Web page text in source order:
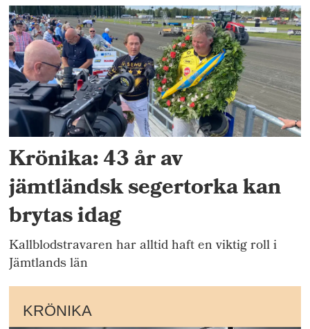
Krönika: 43 år av
jämtländsk segertorka kan
brytas idag
Kallblodstravaren har alltid haft en viktig roll i
Jämtlands län
KRÖNIKA